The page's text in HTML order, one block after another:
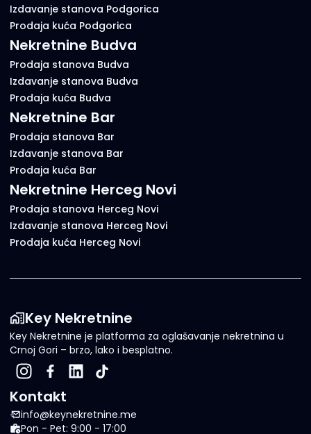
Izdavanje stanova Podgorica
Prodaja kuća Podgorica
Nekretnine Budva
Prodaja stanova Budva
Izdavanje stanova Budva
Prodaja kuća Budva
Nekretnine Bar
Prodaja stanova Bar
Izdavanje stanova Bar
Prodaja kuća Bar
Nekretnine Herceg Novi
Prodaja stanova Herceg Novi
Izdavanje stanova Herceg Novi
Prodaja kuća Herceg Novi
Key Nekretnine
Key Nekretnine je platforma za oglašavanje nekretnina u
Crnoj Gori – brzo, lako i besplatno.
Kontakt
info@keynekretnine.me
Pon - Pet: 9:00 - 17:00